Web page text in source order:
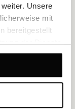
Unsere
mit
bereitgestellt
der Dienste
zu 3 Personen
direkt von
über ein
Wohnzimmer mit
einen privaten